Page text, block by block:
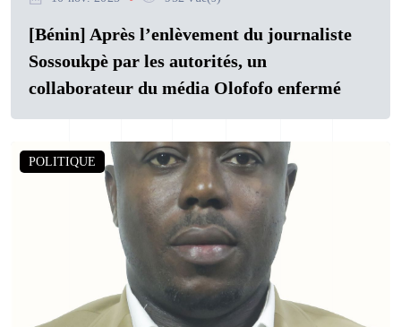
[Bénin] Après l’enlèvement du journaliste
Sossoukpè par les autorités, un
collaborateur du média Olofofo enfermé
POLITIQUE